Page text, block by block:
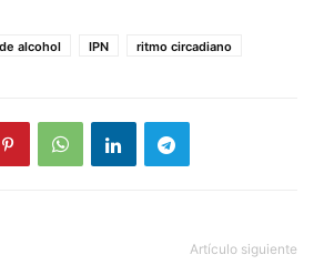
alcohol IPN ritmo circadiano
Artículo siguiente